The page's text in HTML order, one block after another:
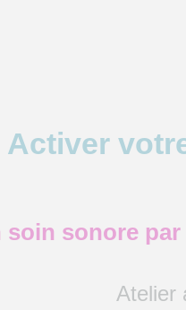
Activer
soin sonore
Atelier